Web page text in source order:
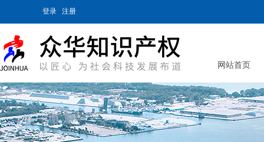
登录 注册
网站首页